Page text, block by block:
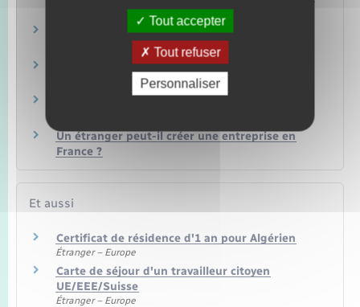
Étranger en France : comment acheter un
Étudiant étranger : comment travailler en
France après ses études ?
Un étranger peut-il créer une entreprise en
France ?
Et aussi
Certificat de résidence d'1 an pour Algérien
Étranger – Europe
Carte de séjour d'un travailleur citoyen
UE/EEE/Suisse
Étranger – Europe
Tout accepter
Tout refuser
Personnaliser